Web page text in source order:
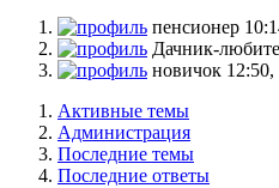
пенсионер
Дачник-
новичок
Активные темы
Администрация
Последние темы
Последние ответы